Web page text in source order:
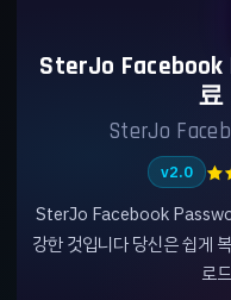
SterJo
료
SterJo
v2.0
SterJo Facebook
강한 것입니다 당신은 쉽게
로